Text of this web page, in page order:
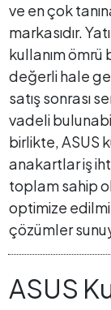
ve en çok
markasıdır.
kullanım ömrü
değerli hale
satış sonrası
vadeli
birlikte, ASUS
anakartlar iş
toplam sahip
optimize
çözümler
ASUS